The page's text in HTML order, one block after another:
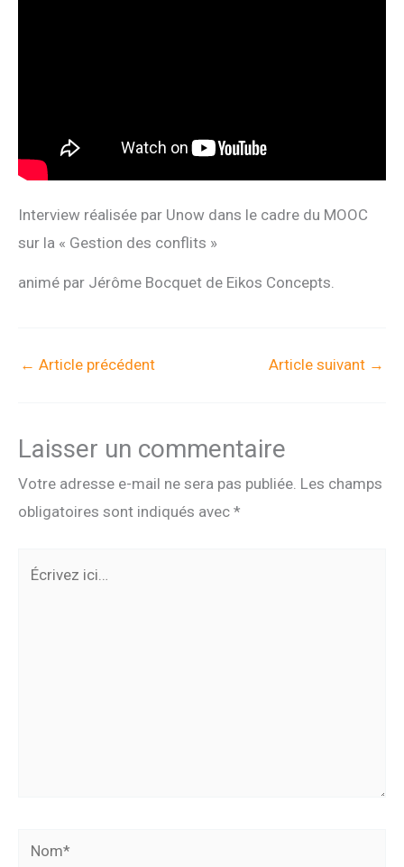
Interview réalisée par Unow dans le cadre du MOOC
sur la « Gestion des conflits »
animé par Jérôme Bocquet de Eikos Concepts.
← Article précédent Article suivant →
Laisser un commentaire
Votre adresse e-mail ne sera pas publiée. Les champs
obligatoires sont indiqués avec *
Nom*